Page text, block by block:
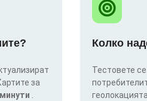
за
Колко
Тестовете